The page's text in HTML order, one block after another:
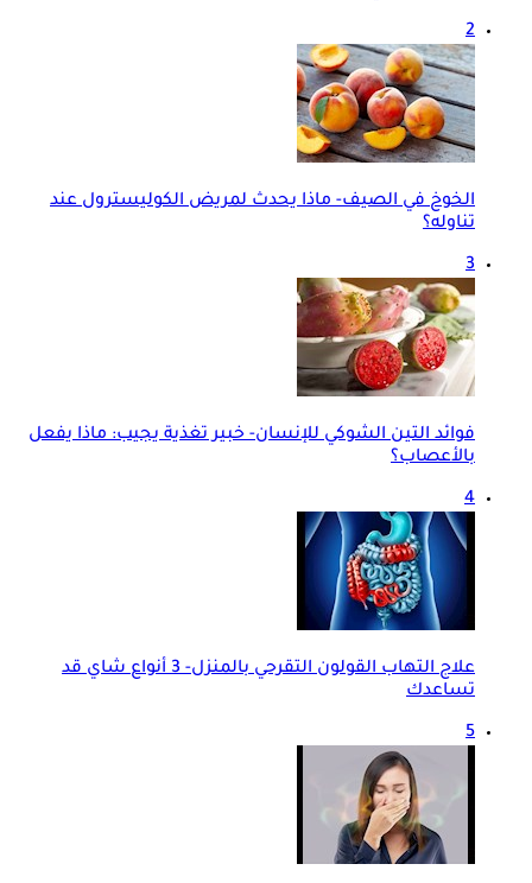
2
الخوخ في الصيف- ماذا يحدث لمريض الكوليسترول عند
تناوله؟
3
فوائد التين الشوكي للإنسان- خبير تغذية يجيب: ماذا يفعل
بالأعصاب؟
4
علاج التهاب القولون التقرحي بالمنزل- 3 أنواع شاي قد
تساعدك
5